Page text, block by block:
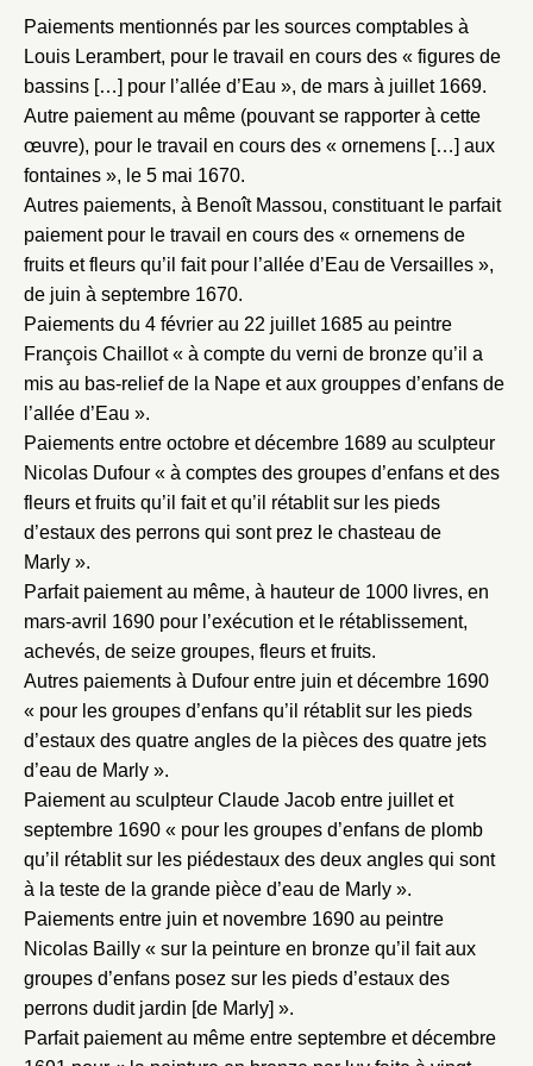
Paiements mentionnés par les sources comptables à
Louis Lerambert, pour le travail en cours des « figures de
bassins […] pour l’allée d’Eau », de mars à juillet 1669.
Autre paiement au même (pouvant se rapporter à cette
œuvre), pour le travail en cours des « ornemens […] aux
fontaines », le 5 mai 1670.
Autres paiements, à Benoît Massou, constituant le parfait
paiement pour le travail en cours des « ornemens de
fruits et fleurs qu’il fait pour l’allée d’Eau de Versailles »,
de juin à septembre 1670.
Paiements du 4 février au 22 juillet 1685 au peintre
François Chaillot « à compte du verni de bronze qu’il a
mis au bas-relief de la Nape et aux grouppes d’enfans de
l’allée d’Eau ».
Paiements entre octobre et décembre 1689 au sculpteur
Nicolas Dufour « à comptes des groupes d’enfans et des
fleurs et fruits qu’il fait et qu’il rétablit sur les pieds
d’estaux des perrons qui sont prez le chasteau de
Marly ».
Parfait paiement au même, à hauteur de 1000 livres, en
mars-avril 1690 pour l’exécution et le rétablissement,
achevés, de seize groupes, fleurs et fruits.
Autres paiements à Dufour entre juin et décembre 1690
« pour les groupes d’enfans qu’il rétablit sur les pieds
d’estaux des quatre angles de la pièces des quatre jets
d’eau de Marly ».
Paiement au sculpteur Claude Jacob entre juillet et
septembre 1690 « pour les groupes d’enfans de plomb
qu’il rétablit sur les piédestaux des deux angles qui sont
à la teste de la grande pièce d’eau de Marly ».
Paiements entre juin et novembre 1690 au peintre
Nicolas Bailly « sur la peinture en bronze qu’il fait aux
groupes d’enfans posez sur les pieds d’estaux des
perrons dudit jardin [de Marly] ».
Parfait paiement au même entre septembre et décembre